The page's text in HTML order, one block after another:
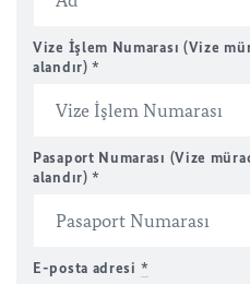
Vize İşlem Numarası (Vize
alandır) *
Pasaport Numarası (Vize
alandır) *
E-posta adresi *